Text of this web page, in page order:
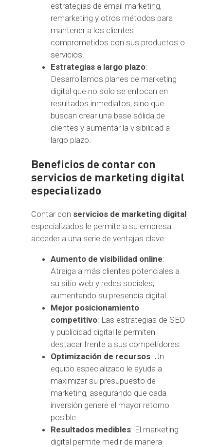
estrategias de email marketing,
remarketing y otros métodos para
mantener a los clientes
comprometidos con sus productos o
servicios.
Estrategias a largo plazo:
Desarrollamos planes de marketing
digital que no solo se enfocan en
resultados inmediatos, sino que
buscan crear una base sólida de
clientes y aumentar la visibilidad a
largo plazo.
Beneficios de contar con
servicios de marketing digital
especializado
Contar con servicios de marketing digital
especializados le permite a su empresa
acceder a una serie de ventajas clave:
Aumento de visibilidad online:
Atraiga a más clientes potenciales a
su sitio web y redes sociales,
aumentando su presencia digital.
Mejor posicionamiento
competitivo: Las estrategias de SEO
y publicidad digital le permiten
destacar frente a sus competidores.
Optimización de recursos: Un
equipo especializado le ayuda a
maximizar su presupuesto de
marketing, asegurando que cada
inversión genere el mayor retorno
posible.
Resultados medibles: El marketing
digital permite medir de manera